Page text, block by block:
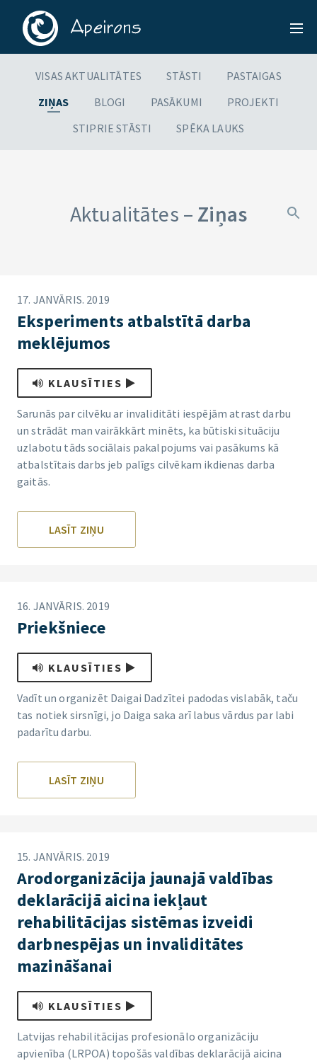
VISAS AKTUALITĀTES STĀSTI
PASTAIGAS
ZIŅAS
BLOGI PASĀKUMI
PROJEKTI
STIPRIE STĀSTI
SPĒKA LAUKS
Aktualitātes – Ziņas
17. JANVĀRIS. 2019
Eksperiments atbalstītā darba
meklējumos
KLAUSĪTIES
Sarunās par cilvēku ar invaliditāti iespējām atrast darbu
un strādāt man vairākkārt minēts, ka būtiski situāciju
uzlabotu tāds sociālais pakalpojums vai pasākums kā
atbalstītais darbs jeb palīgs cilvēkam ikdienas darba
gaitās.
LASĪT ZIŅU
16. JANVĀRIS. 2019
Priekšniece
KLAUSĪTIES
Vadīt un organizēt Daigai Dadzītei padodas vislabāk, taču
tas notiek sirsnīgi, jo Daiga saka arī labus vārdus par labi
padarītu darbu.
LASĪT ZIŅU
15. JANVĀRIS. 2019
Arodorganizācija jaunajā valdības
deklarācijā aicina iekļaut
rehabilitācijas sistēmas izveidi
darbnespējas un invaliditātes
mazināšanai
KLAUSĪTIES
Latvijas rehabilitācijas profesionālo organizāciju
apvienība (LRPOA) topošās valdības deklarācijā aicina